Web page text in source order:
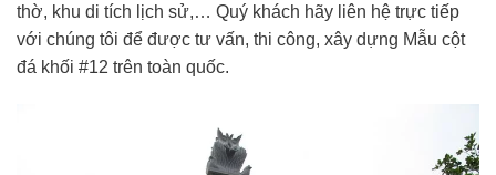
thờ, khu di tích lịch sử,… Quý khách hãy liên hệ trực tiếp
với chúng tôi để được tư vấn, thi công, xây dựng Mẫu cột
đá khối #12 trên toàn quốc.